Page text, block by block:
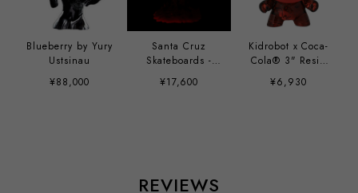
Blueberry by Yury
Ustsinau
¥88,000
Santa Cruz
Skateboards -
40th Anniversary
Screaming Hand
¥17,600
Kidrobot x Coca-
Cola® 3" Resin
Dunny Art Figure
¥6,930
REVIEWS